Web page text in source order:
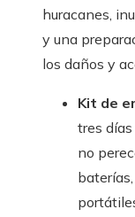
huracanes,
y una
los daños y
Kit de
tres
no